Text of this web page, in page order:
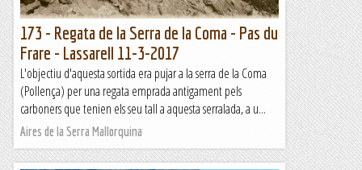
173 - Regata de la Serra de la Coma - Pas du
Frare - Lassarell 11-3-2017
L'objectiu d'aquesta sortida era pujar a la serra de la Coma
(Pollença) per una regata emprada antigament pels
carboners que tenien els seu tall a aquesta serralada, a u...
Aires de la Serra Mallorquina